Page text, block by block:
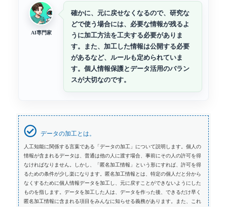
AI専門家
確かに、元に戻せなくなるので、研究な
どで使う場合には、必要な情報が残るよ
うに加工方法を工夫する必要がありま
す。また、加工した情報は公開する必要
があるなど、ルールも定められていま
す。個人情報保護とデータ活用のバラン
スが大切なのです。
データの加工とは。
人工知能に関係する言葉である「データの加工」について説明します。個人の
情報が含まれるデータは、普通は他の人に渡す場合、事前にその人の許可を得
なければなりません。しかし、「匿名加工情報」という形にすれば、許可を得
るための条件が少し楽になります。匿名加工情報とは、特定の個人だと分から
なくするために個人情報データを加工し、元に戻すことができないようにした
ものを指します。データを加工した人は、データを作った後、できるだけ早く
匿名加工情報に含まれる項目をみんなに知らせる義務があります。また、これ